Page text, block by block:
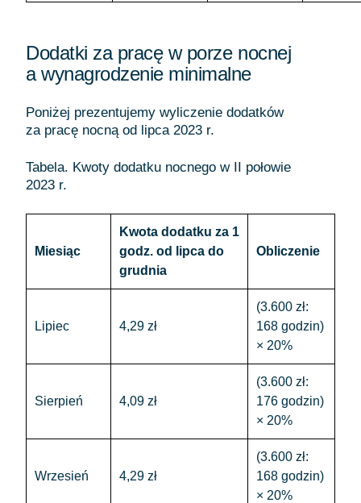
Dodatki za pracę w porze nocnej
a wynagrodzenie minimalne
Poniżej prezentujemy wyliczenie dodatków
za pracę nocną od lipca 2023 r.
Tabela. Kwoty dodatku nocnego w II połowie
2023 r.
Miesiąc
Kwota dodatku za 1
godz. od lipca do
grudnia
Obliczenie
Lipiec 4,29 zł
(3.600 zł:
168 godzin)
× 20%
Sierpień 4,09 zł
(3.600 zł:
176 godzin)
× 20%
Wrzesień 4,29 zł
(3.600 zł:
168 godzin)
× 20%